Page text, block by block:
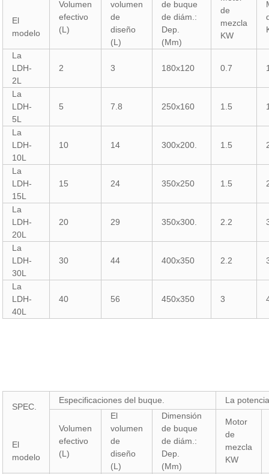
El
modelo
Volumen
efectivo
(L)
volumen
de
diseño
(L)
de buque
de diám.:
Dep.
(Mm)
de
mezcla
KW
La
LDH-
2L
2 3 180x120 0.7
La
LDH-
5L
5 7.8 250x160 1.5
La
LDH-
10L
10 14 300x200. 1.5
La
LDH-
15L
15 24 350x250 1.5
La
LDH-
20L
20 29 350x300. 2.2
La
LDH-
30L
30 44 400x350 2.2
La
LDH-
40L
40 56 450x350 3
SPEC.
El
modelo
Especificaciones del buque. La
Volumen
efectivo
(L)
El
volumen
de
diseño
(L)
Dimensión
de buque
de diám.:
Dep.
(Mm)
Motor
de
mezcla
KW